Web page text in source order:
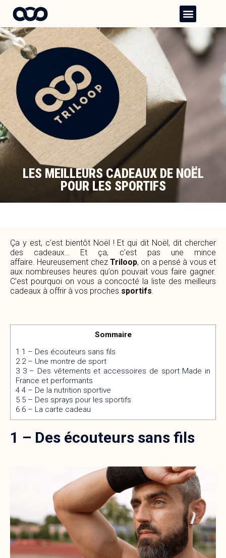
contenu
Menu
LES MEILLEURS CADEAUX DE NOËL
POUR LES SPORTIFS
Ça y est, c’est bientôt Noël ! Et qui dit Noël, dit chercher
des cadeaux… Et ça, c’est pas une mince
affaire. Heureusement chez Triloop, on a pensé à vous et
aux nombreuses heures qu’on pouvait vous faire gagner.
C’est pourquoi on vous a concocté la liste des meilleurs
cadeaux à offrir à vos proches sportifs.
Sommaire
1 1 – Des écouteurs sans fils
22 – Une montre de sport
3 3 – Des vêtements et accessoires de sport Made in
France et performants
4 4 – De la nutrition sportive
5 5 – Des sprays pour les sportifs
6 6 – La carte cadeau
1 – Des écouteurs sans fils